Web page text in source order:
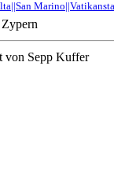
von Sepp Kuffer